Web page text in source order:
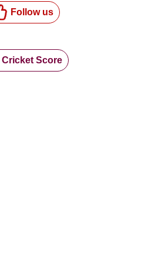
Follow us
Cricket Score